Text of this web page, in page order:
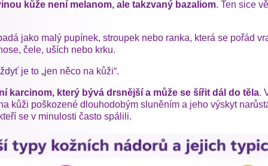
kůže není melanom, ale takzvaný bazaliom. Ten sice
jako malý pupínek, stroupek nebo ranka, která se pořád
čele, uších nebo krku.
je to „jen něco na kůži“.
karcinom, který bývá drsnější a může se šířit dál do těla.
kůži poškozené dlouhodobým sluněním a jeho výskyt
se v minulosti často spálili.